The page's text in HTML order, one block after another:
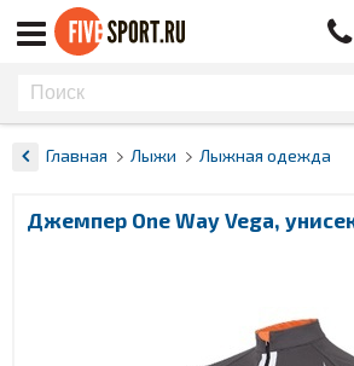
Главная Лыжи Лыжная одежда
Джемпер One Way Vega,